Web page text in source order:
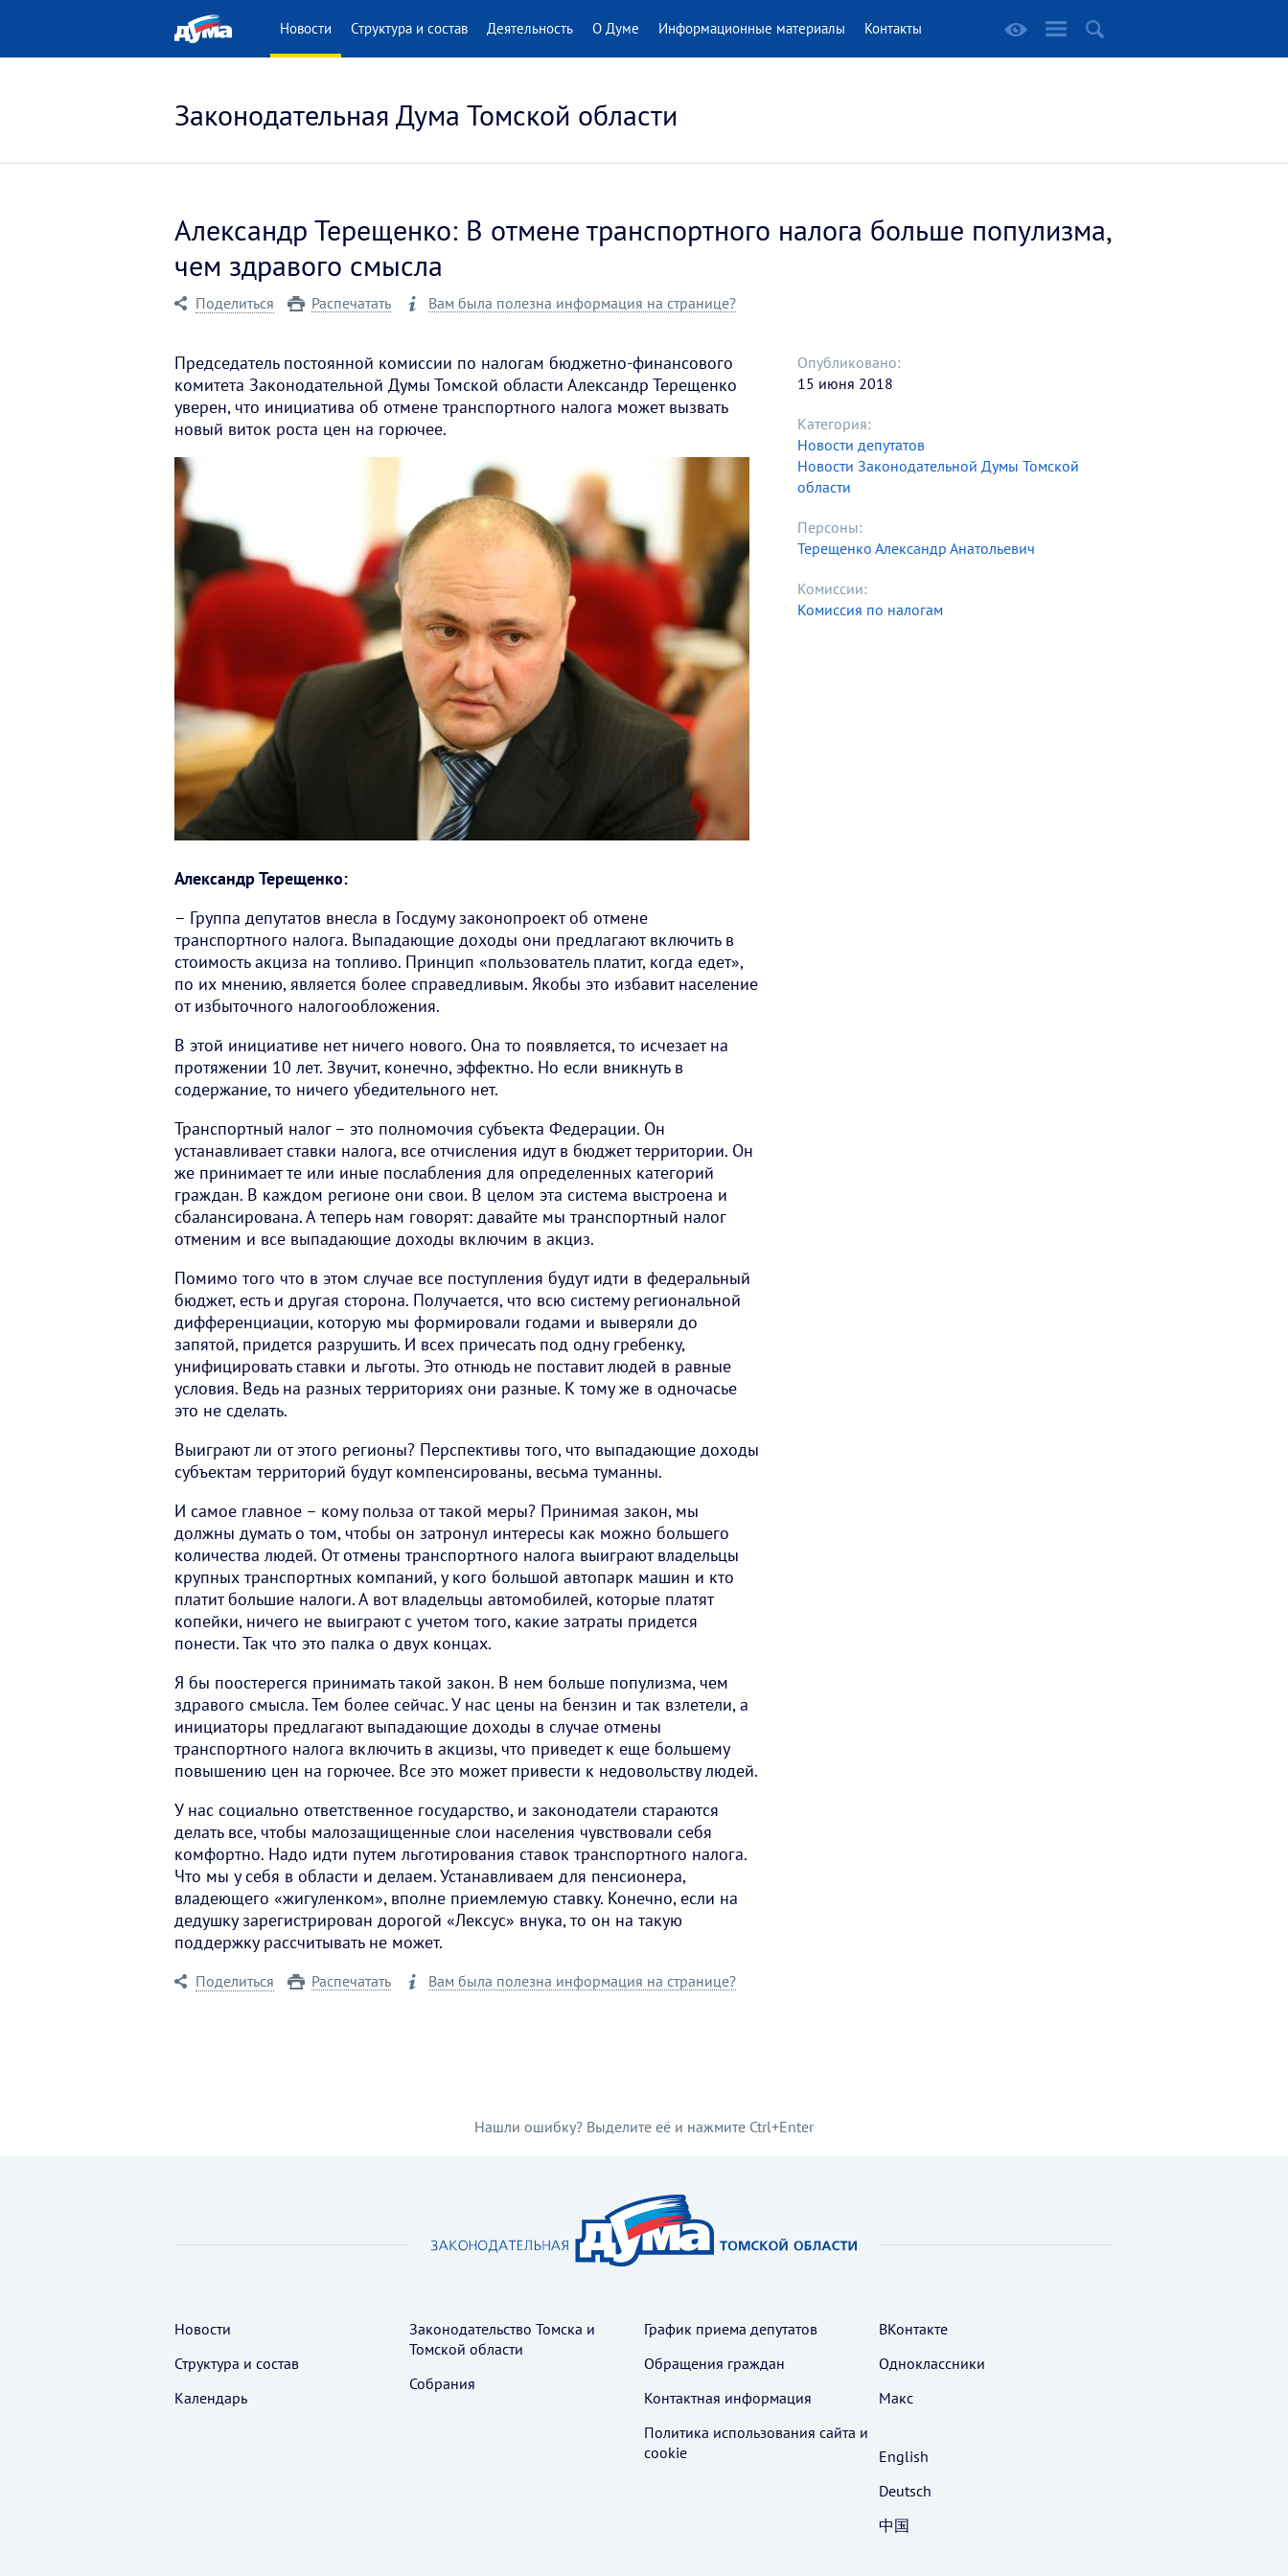
Новости Структура и состав Деятельность О Думе Информационные материалы Контакты
Законодательная Дума Томской области
Александр Терещенко: В отмене транспортного налога больше популизма,
чем здравого смысла
Поделиться Распечатать Вам была полезна информация на странице?
Председатель постоянной комиссии по налогам бюджетно-финансового
комитета Законодательной Думы Томской области Александр Терещенко
уверен, что инициатива об отмене транспортного налога может вызвать
новый виток роста цен на горючее.
Александр Терещенко:
– Группа депутатов внесла в Госдуму законопроект об отмене
транспортного налога. Выпадающие доходы они предлагают включить в
стоимость акциза на топливо. Принцип «пользователь платит, когда едет»,
по их мнению, является более справедливым. Якобы это избавит население
от избыточного налогообложения.
В этой инициативе нет ничего нового. Она то появляется, то исчезает на
протяжении 10 лет. Звучит, конечно, эффектно. Но если вникнуть в
содержание, то ничего убедительного нет.
Транспортный налог – это полномочия субъекта Федерации. Он
устанавливает ставки налога, все отчисления идут в бюджет территории. Он
же принимает те или иные послабления для определенных категорий
граждан. В каждом регионе они свои. В целом эта система выстроена и
сбалансирована. А теперь нам говорят: давайте мы транспортный налог
отменим и все выпадающие доходы включим в акциз.
Помимо того что в этом случае все поступления будут идти в федеральный
бюджет, есть и другая сторона. Получается, что всю систему региональной
дифференциации, которую мы формировали годами и выверяли до
запятой, придется разрушить. И всех причесать под одну гребенку,
унифицировать ставки и льготы. Это отнюдь не поставит людей в равные
условия. Ведь на разных территориях они разные. К тому же в одночасье
это не сделать.
Выиграют ли от этого регионы? Перспективы того, что выпадающие доходы
субъектам территорий будут компенсированы, весьма туманны.
И самое главное – кому польза от такой меры? Принимая закон, мы
должны думать о том, чтобы он затронул интересы как можно большего
количества людей. От отмены транспортного налога выиграют владельцы
крупных транспортных компаний, у кого большой автопарк машин и кто
платит большие налоги. А вот владельцы автомобилей, которые платят
копейки, ничего не выиграют с учетом того, какие затраты придется
понести. Так что это палка о двух концах.
Я бы поостерегся принимать такой закон. В нем больше популизма, чем
здравого смысла. Тем более сейчас. У нас цены на бензин и так взлетели, а
инициаторы предлагают выпадающие доходы в случае отмены
транспортного налога включить в акцизы, что приведет к еще большему
повышению цен на горючее. Все это может привести к недовольству людей.
У нас социально ответственное государство, и законодатели стараются
делать все, чтобы малозащищенные слои населения чувствовали себя
комфортно. Надо идти путем льготирования ставок транспортного налога.
Что мы у себя в области и делаем. Устанавливаем для пенсионера,
владеющего «жигуленком», ­вполне приемлемую ставку. Конечно, если на
дедушку зарегистрирован дорогой «Лексус» внука, то он на такую
поддержку рассчитывать не может.
Поделиться Распечатать Вам была полезна информация на странице?
Опубликовано:
15 июня 2018
Категория:
Новости депутатов
Новости Законодательной Думы Томской
области
Персоны:
Терещенко Александр Анатольевич
Комиссии:
Комиссия по налогам
Нашли ошибку? Выделите её и нажмите Ctrl+Enter
Новости
Структура и состав
Календарь
Законодательство Томска и
Томской области
Собрания
График приема депутатов
Обращения граждан
Контактная информация
Политика использования cайта и
cookie
ВКонтакте
Одноклассники
Макс
English
Deutsch
中国